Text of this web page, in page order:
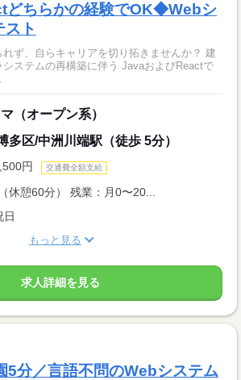
ちらかの経験でOK◆Webシ
スト
ず、自らキャリアを切り拓きませんか？ 建
ステムの再構築に伴う JavaおよびReactで
（オープン系）
多区/中洲川端駅（徒歩 5分）
円 交通費全額支給
休憩60分） 残業：月0〜20...
日
もっと見る
求人詳細を見る
5分／言語不問のWebシステム